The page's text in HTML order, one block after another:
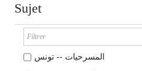
Sujet
المسرحيات -- تونس